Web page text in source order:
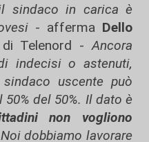
sindaco in carica è
- afferma Dello
di Telenord -Ancora
indecisi o astenuti,
uscente può
del 50%. Il dato è
non vogliono
dobbiamo lavorare